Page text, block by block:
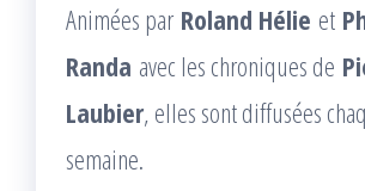
Animées par Roland Hélie et
Randa avec les chroniques de
Laubier, elles sont diffusées
semaine.